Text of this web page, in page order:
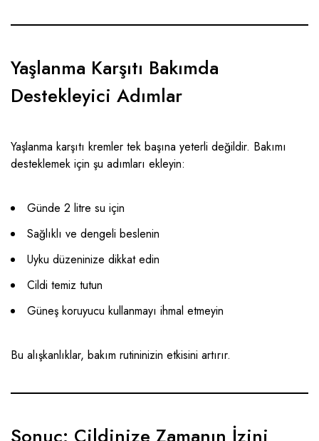
Yaşlanma Karşıtı Bakımda
Destekleyici Adımlar
Yaşlanma karşıtı kremler tek başına yeterli değildir. Bakımı
desteklemek için şu adımları ekleyin:
Günde 2 litre su için
Sağlıklı ve dengeli beslenin
Uyku düzeninize dikkat edin
Cildi temiz tutun
Güneş koruyucu kullanmayı ihmal etmeyin
Bu alışkanlıklar, bakım rutininizin etkisini artırır.